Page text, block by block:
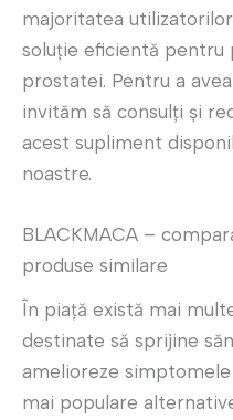
majoritatea
soluție eficientă pentru
prostatei. Pentru a
invităm să consulți și
acest supliment
noastre.
BLACKMACA –
produse similare
În piață există mai
destinate să sprijine
amelioreze
mai populare